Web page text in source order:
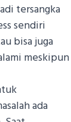
tersangka
sendiri
bisa juga
meskipun
ada